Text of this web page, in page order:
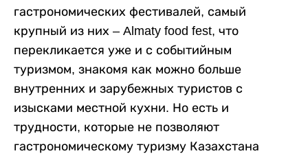
гастрономических фестивалей, самый
крупный из них – Almaty food fest, что
перекликается уже и с событийным
туризмом, знакомя как можно больше
внутренних и зарубежных туристов с
изысками местной кухни. Но есть и
трудности, которые не позволяют
гастрономическому туризму Казахстана